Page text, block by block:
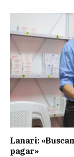
Lanari:
pagar»